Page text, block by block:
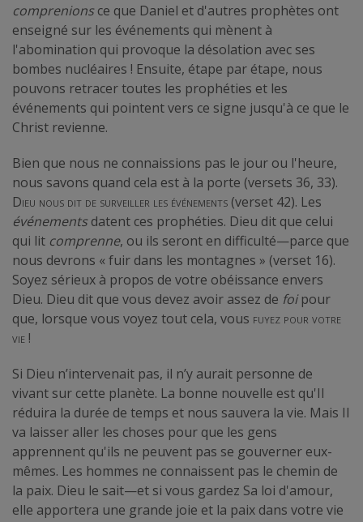
comprenionsce que Daniel et d'autres prophètes ont
enseigné sur les événements qui mènent à
l'abomination qui provoque la désolation avec ses
bombes nucléaires ! Ensuite, étape par étape, nous
pouvons retracer toutes les prophéties et les
événements qui pointent vers ce signe jusqu'à ce que le
Christ revienne.
Bien que nous ne connaissions pas le jour ou l'heure,
nous savons quand cela est à la porte (versets 36, 33).
Dieu nous dit de surveiller les événements (verset 42). Les
événementsdatent ces prophéties. Dieu dit que celui
qui lit comprenne, ou ils seront en difficulté—parce que
nous devrons « fuir dans les montagnes » (verset 16).
Soyez sérieux à propos de votre obéissance envers
Dieu. Dieu dit que vous devez avoir assez de foipour
que, lorsque vous voyez tout cela, vous fuyez pour votre
vie !
Si Dieu n’intervenait pas, il n’y aurait personne de
vivant sur cette planète. La bonne nouvelle est qu'Il
réduira la durée de temps et nous sauvera la vie. Mais Il
va laisser aller les choses pour que les gens
apprennent qu'ils ne peuvent pas se gouverner eux-
mêmes. Les hommes ne connaissent pas le chemin de
la paix. Dieu le sait—et si vous gardez Sa loi d'amour,
elle apportera une grande joie et la paix dans votre vie